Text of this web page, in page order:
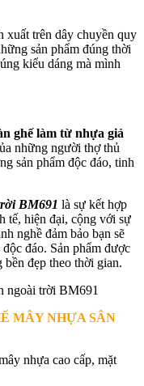
xuất trên dây chuyền quy
sản phẩm đúng thời
kiểu dáng mà mình
ghế làm từ nhựa giả
những người thợ thủ
sản phẩm độc đáo, tinh
BM691 là sự kết hợp
tế, hiện đại, cộng với sự
nghề đảm bảo bạn sẽ
đáo. Sản phẩm được
đẹp theo thời gian.
MÂY NHỰA SÂN
nhựa cao cấp, mặt